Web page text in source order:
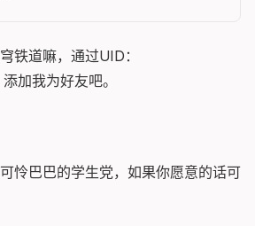
铁道嘛，通过UID：
加我为好友吧。
可怜巴巴的学生党，如果你愿意的话可